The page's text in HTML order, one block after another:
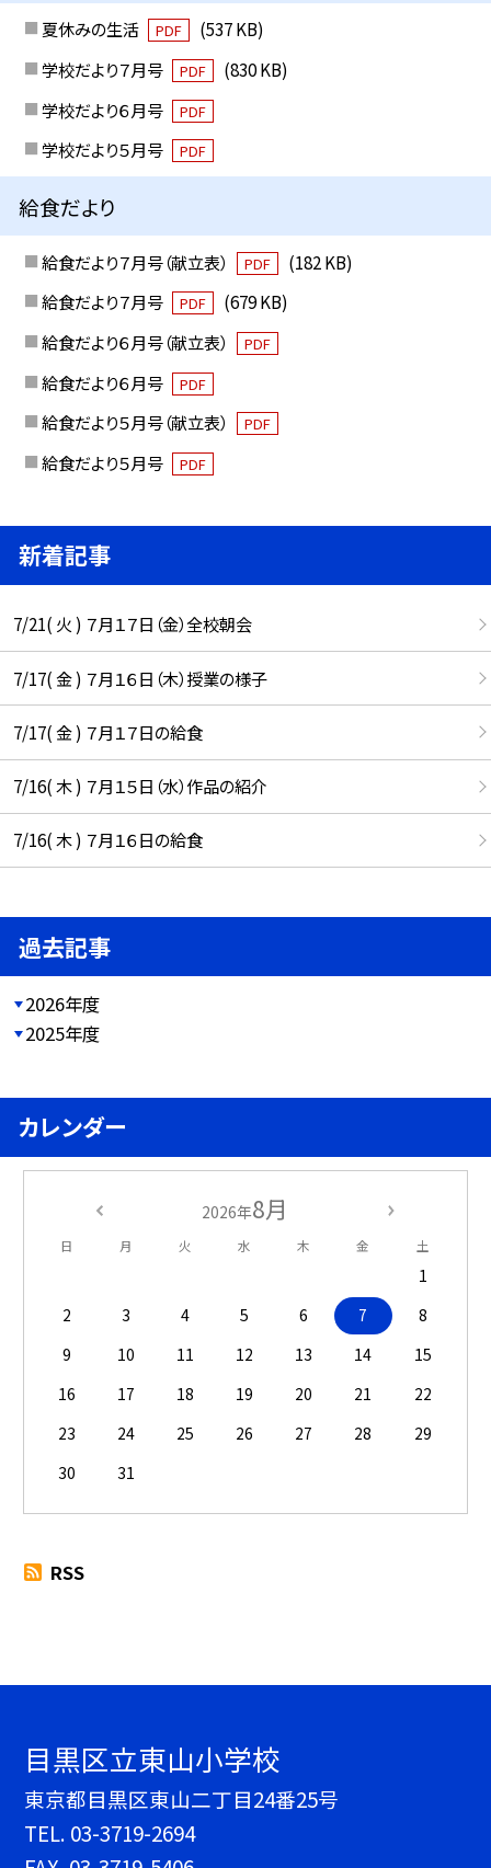
夏休みの生活 PDF
(537 KB)
学校だより７月号
PDF
(830 KB)
学校だより６月号
PDF
学校だより５月号 PDF
給食だより
給食だより７月号（献立表） PDF
(182 KB)
給食だより７月号
PDF
(679 KB)
給食だより６月号（献立表）
PDF
給食だより６月号 PDF
給食だより５月号（献立表） PDF
給食だより５月号 PDF
新着記事
7/21( 火 ) ７月１７日（金）全校朝会
7/17( 金 ) ７月１６日（木）授業の様子
7/17( 金 ) ７月１７日の給食
7/16( 木 ) ７月１５日（水）作品の紹介
7/16( 木 ) ７月１６日の給食
過去記事
2026年度
2025年度
カレンダー
2026年8月
日 月 火 水 木 金 土
1
2
3 4 5 6 7
8
9
10 11 12 13 14
15
16
17 18 19 20 21
22
23
24 25 26 27 28
29
30
31
RSS
目黒区立東山小学校
東京都目黒区東山二丁目24番25号
TEL. 03-3719-2694